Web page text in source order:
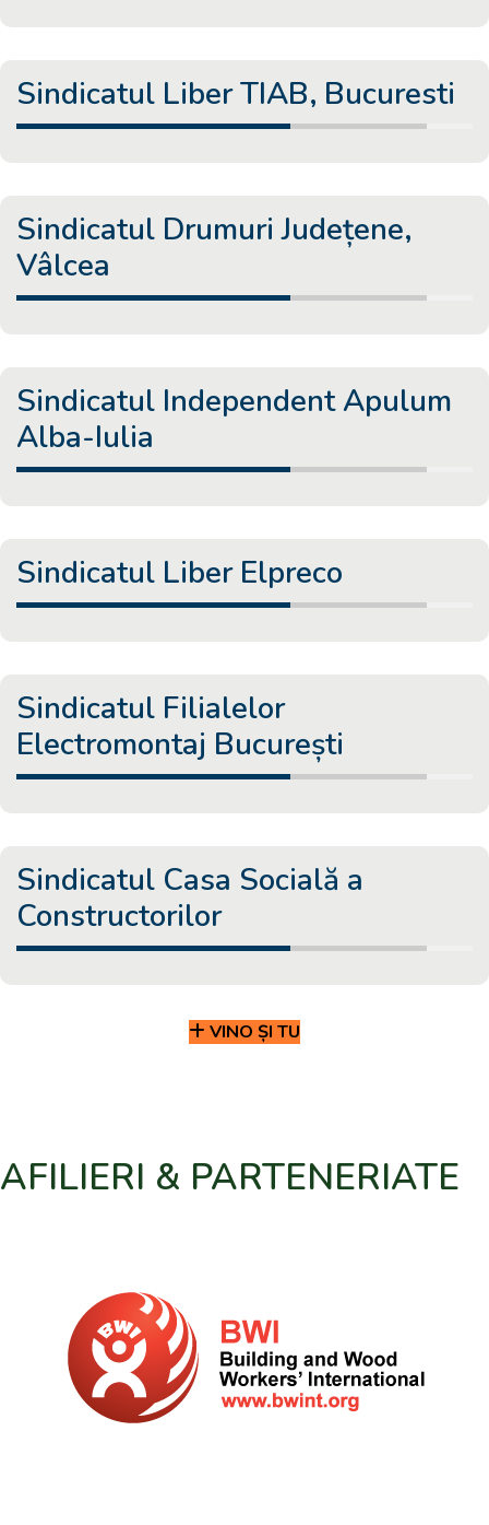
Sindicatul Liber TIAB, Bucuresti
Sindicatul Drumuri Județene,
Vâlcea
Sindicatul Independent Apulum
Alba-Iulia
Sindicatul Liber Elpreco
Sindicatul Filialelor
Electromontaj București
Sindicatul Casa Socială a
Constructorilor
VINO ȘI TU
AFILIERI & PARTENERIATE